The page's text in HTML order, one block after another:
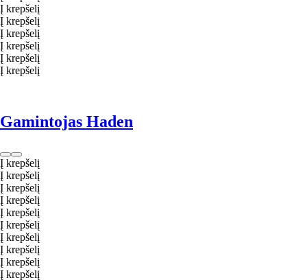
Į krepšelį
Į krepšelį
Į krepšelį
Į krepšelį
Į krepšelį
Į krepšelį
Gamintojas Haden
Į krepšelį
Į krepšelį
Į krepšelį
Į krepšelį
Į krepšelį
Į krepšelį
Į krepšelį
Į krepšelį
Į krepšelį
Į krepšelį